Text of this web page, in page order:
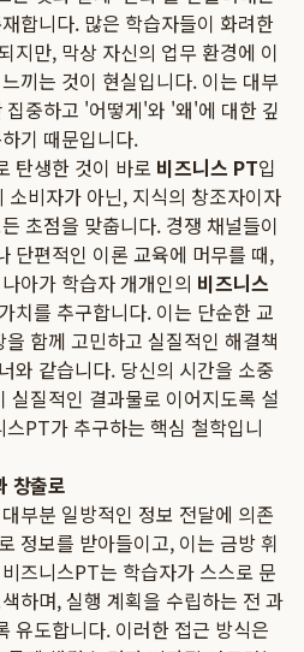
합니다. 많은 학습자들이 화려한
지만, 막상 자신의 업무 환경에 이
끼는 것이 현실입니다. 이는 대부
중하고 '어떻게'와 '왜'에 대한 깊
기 때문입니다.
탄생한 것이 바로 비즈니스 PT입
비자가 아닌, 지식의 창조자이자
초점을 맞춥니다. 경쟁 채널들이
단편적인 이론 교육에 머무를 때,
아가 학습자 개개인의 비즈니스
치를 추구합니다. 이는 단순한 교
함께 고민하고 실질적인 해결책
와 같습니다. 당신의 시간을 소중
실질적인 결과물로 이어지도록 설
PT가 추구하는 핵심 철학입니
창출로
부분 일방적인 정보 전달에 의존
정보를 받아들이고, 이는 금방 휘
즈니스PT는 학습자가 스스로 문
하며, 실행 계획을 수립하는 전 과
유도합니다. 이러한 접근 방식은